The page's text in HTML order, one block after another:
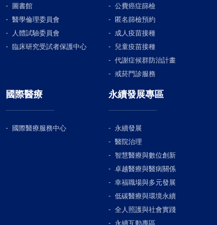
圖書館
醫學倫理委員會
人體試驗委員會
臨床研究受試者保護中心
公費癌症篩檢
匿名篩檢預約
成人疫苗接種
兒童疫苗接種
代謝症候群防治計畫
戒菸門診服務
國際醫療
國際醫療服務中心
永續發展專區
永續發展
醫院治理
智慧醫療與數位創新
卓越醫療與醫病關係
幸福職場與多元發展
低碳醫療與環境永續
全人照護與社會實踐
永續互動專區